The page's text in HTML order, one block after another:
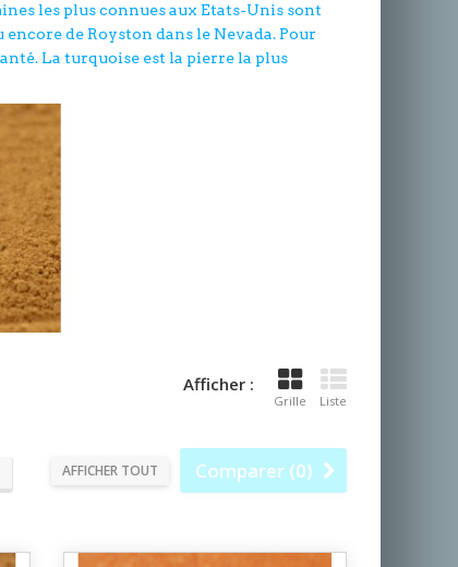
les plus connues aux Etats-Unis sont
de Royston dans le Nevada. Pour
La turquoise est la pierre la plus
Afficher :
Grille Liste
Comparer (0)
AFFICHER TOUT